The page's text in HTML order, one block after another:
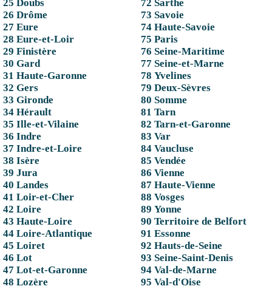
25 Doubs
26 Drôme
27 Eure
28 Eure-et-Loir
29 Finistère
30 Gard
31 Haute-Garonne
32 Gers
33 Gironde
34 Hérault
35 Ille-et-Vilaine
36 Indre
37 Indre-et-Loire
38 Isère
39 Jura
40 Landes
41 Loir-et-Cher
42 Loire
43 Haute-Loire
44 Loire-Atlantique
45 Loiret
46 Lot
47 Lot-et-Garonne
48 Lozère
72 Sarthe
73 Savoie
74 Haute-Savoie
75 Paris
76 Seine-Maritime
77 Seine-et-Marne
78 Yvelines
79 Deux-Sèvres
80 Somme
81 Tarn
82 Tarn-et-Garonne
83 Var
84 Vaucluse
85 Vendée
86 Vienne
87 Haute-Vienne
88 Vosges
89 Yonne
90 Territoire de Belfort
91 Essonne
92 Hauts-de-Seine
93 Seine-Saint-Denis
94 Val-de-Marne
95 Val-d'Oise